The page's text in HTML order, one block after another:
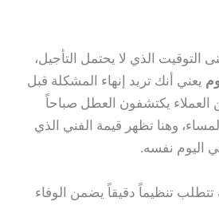
التوقيت الذي لا يحتمل التأجيل،
يعني أنك تريد إنهاء المشكلة قبل
العملاء يكتشفون العطل صباحاً
وهنا تظهر قيمة الفني الذي
اليوم نفسه.
تنظيماً دقيقاً يضمن الوفاء